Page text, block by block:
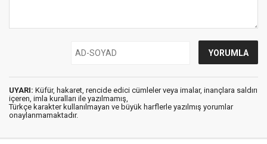
UYARI: Küfür, hakaret, rencide edici cümleler veya imalar, inançlara saldırı
içeren, imla kuralları ile yazılmamış,
Türkçe karakter kullanılmayan ve büyük harflerle yazılmış yorumlar
onaylanmamaktadır.